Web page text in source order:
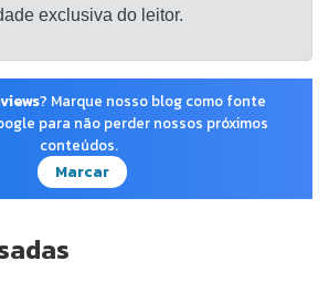
exclusiva do leitor.
? Marque nosso blog como fonte
para não perder nossos próximos
conteúdos.
Marcar